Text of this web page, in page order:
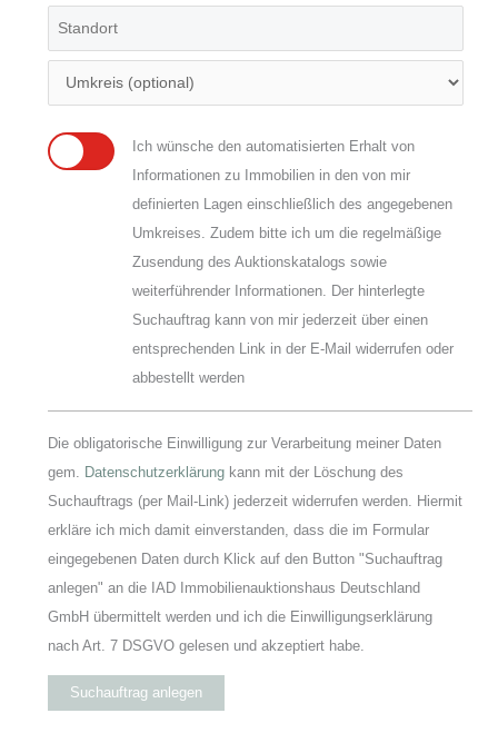
Ich wünsche den automatisierten Erhalt von
Informationen zu Immobilien in den von mir
definierten Lagen einschließlich des angegebenen
Umkreises. Zudem bitte ich um die regelmäßige
Zusendung des Auktionskatalogs sowie
weiterführender Informationen. Der hinterlegte
Suchauftrag kann von mir jederzeit über einen
entsprechenden Link in der E-Mail widerrufen oder
abbestellt werden
Die obligatorische Einwilligung zur Verarbeitung meiner Daten
gem. Datenschutzerklärung kann mit der Löschung des
Suchauftrags (per Mail-Link) jederzeit widerrufen werden. Hiermit
erkläre ich mich damit einverstanden, dass die im Formular
eingegebenen Daten durch Klick auf den Button "Suchauftrag
anlegen" an die IAD Immobilienauktionshaus Deutschland
GmbH übermittelt werden und ich die Einwilligungserklärung
nach Art. 7 DSGVO gelesen und akzeptiert habe.
Suchauftrag anlegen